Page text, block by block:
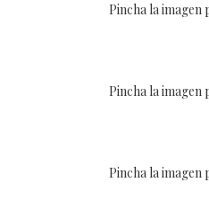
Pincha la imagen
Pincha la imagen
Pincha la imagen